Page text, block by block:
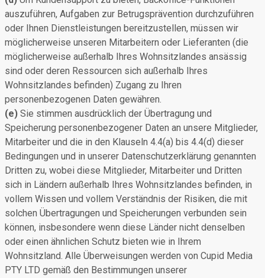
auszuführen, Aufgaben zur Betrugsprävention durchzuführen
oder Ihnen Dienstleistungen bereitzustellen, müssen wir
möglicherweise unseren Mitarbeitern oder Lieferanten (die
möglicherweise außerhalb Ihres Wohnsitzlandes ansässig
sind oder deren Ressourcen sich außerhalb Ihres
Wohnsitzlandes befinden) Zugang zu Ihren
personenbezogenen Daten gewähren.
(e) Sie stimmen ausdrücklich der Übertragung und
Speicherung personenbezogener Daten an unsere Mitglieder,
Mitarbeiter und die in den Klauseln 4.4(a) bis 4.4(d) dieser
Bedingungen und in unserer Datenschutzerklärung genannten
Dritten zu, wobei diese Mitglieder, Mitarbeiter und Dritten
sich in Ländern außerhalb Ihres Wohnsitzlandes befinden, in
vollem Wissen und vollem Verständnis der Risiken, die mit
solchen Übertragungen und Speicherungen verbunden sein
können, insbesondere wenn diese Länder nicht denselben
oder einen ähnlichen Schutz bieten wie in Ihrem
Wohnsitzland. Alle Überweisungen werden von Cupid Media
PTY LTD gemäß den Bestimmungen unserer